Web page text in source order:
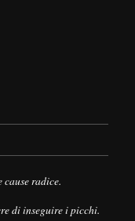
radice.
di inseguire i picchi.